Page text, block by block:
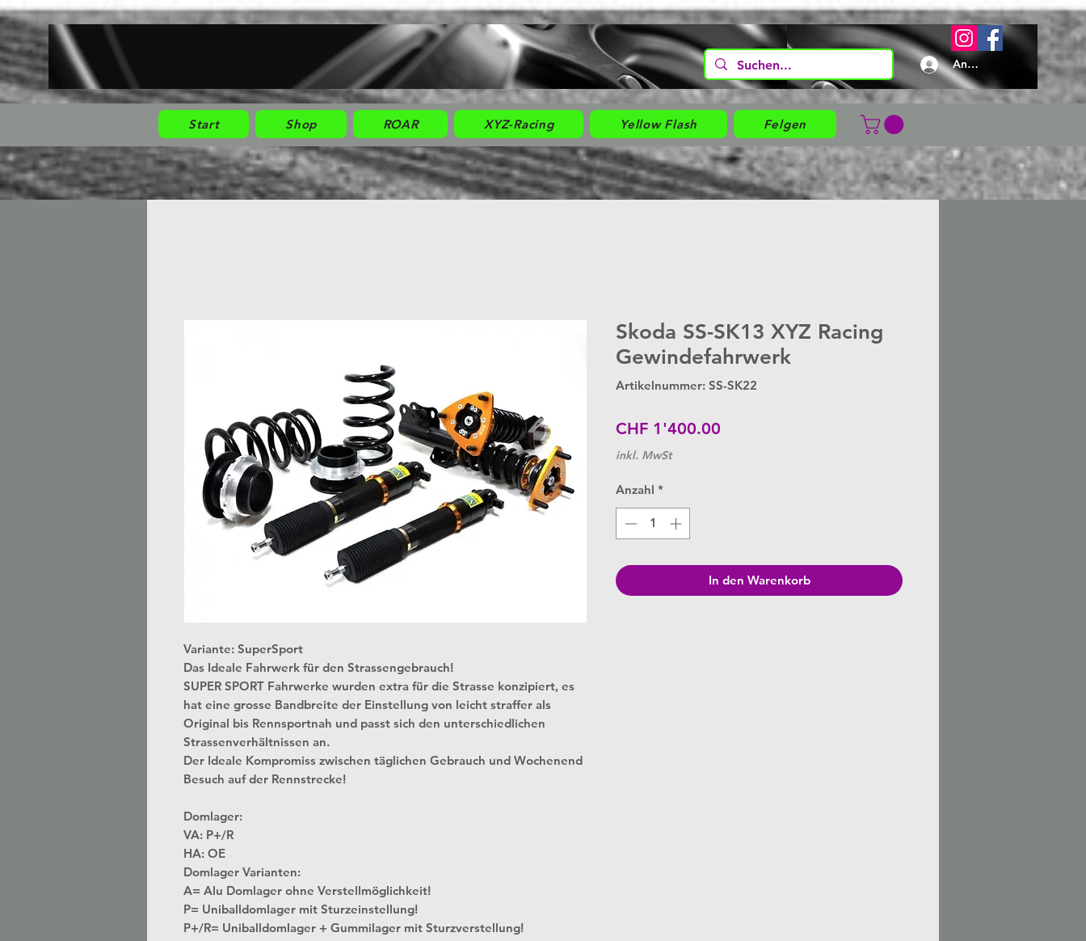
Anmelden
Start Shop ROAR XYZ-Racing Yellow Flash Felgen
Variante: SuperSport
Das Ideale Fahrwerk für den Strassengebrauch!
SUPER SPORT Fahrwerke wurden extra für die Strasse konzipiert, es
hat eine grosse Bandbreite der Einstellung von leicht straffer als
Original bis Rennsportnah und passt sich den unterschiedlichen
Strassenverhältnissen an.
Der Ideale Kompromiss zwischen täglichen Gebrauch und Wochenend
Besuch auf der Rennstrecke!
Domlager:
VA: P+/R
HA: OE
Domlager Varianten:
A= Alu Domlager ohne Verstellmöglichkeit!
P= Uniballdomlager mit Sturzeinstellung!
P+/R= Uniballdomlager + Gummilager mit Sturzverstellung!
Skoda SS-SK13 XYZ Racing
Gewindefahrwerk
Artikelnummer: SS-SK22
CHF 1'400.00
inkl. MwSt
Anzahl *
In den Warenkorb